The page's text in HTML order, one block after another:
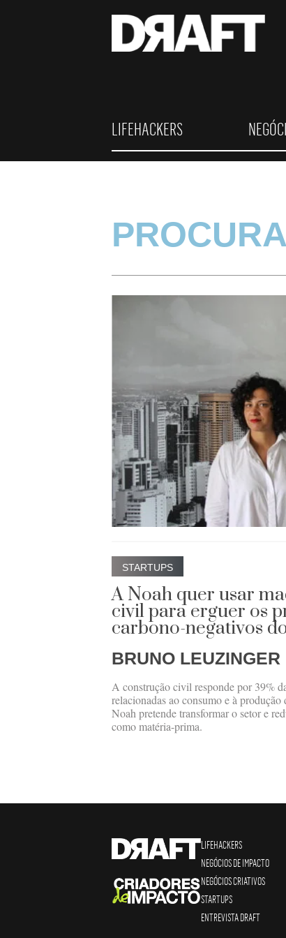
LIFEHACKERS
STARTUPS
A Noah quer usar
civil para erguer os
carbono-negativos
BRUNO LEUZINGER
A construção civil responde por 39%
relacionadas ao consumo e à
Noah pretende transformar o setor e
como matéria-prima.
LIFEHACKERS
NEGÓCIOS DE IMPACTO
NEGÓCIOS CRIATIVOS
STARTUPS
ENTREVISTA DRAFT